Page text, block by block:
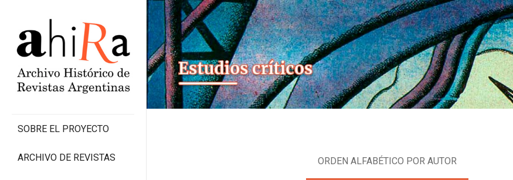
Skip
to
content
SOBRE EL PROYECTO
ARCHIVO DE REVISTAS ORDEN ALFABÉTICO POR AUTOR